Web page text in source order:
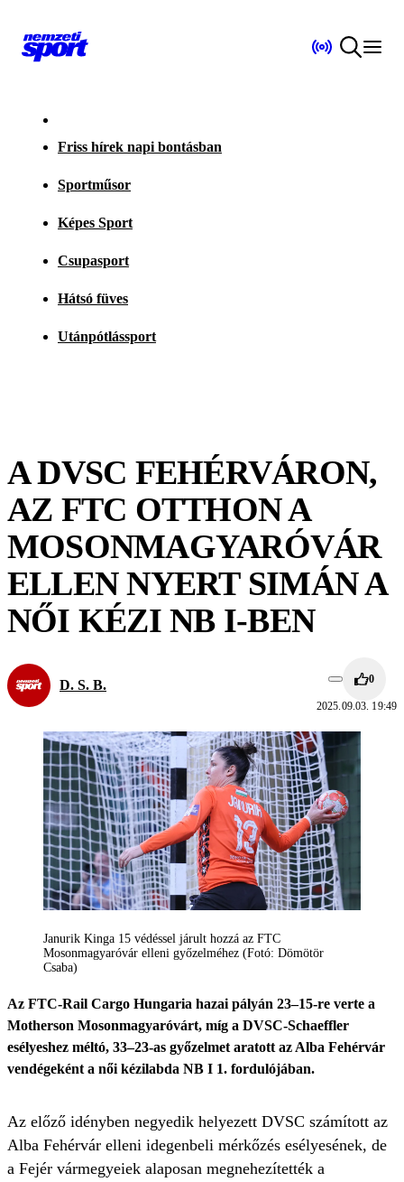
Friss hírek napi bontásban
Sportműsor
Képes Sport
Csupasport
Hátsó füves
Utánpótlássport
A DVSC FEHÉRVÁRON,
AZ FTC OTTHON A
MOSONMAGYARÓVÁR
ELLEN NYERT SIMÁN A
NŐI KÉZI NB I-BEN
D. S. B. 0
2025.09.03. 19:49
Janurik Kinga 15 védéssel járult hozzá az FTC
Mosonmagyaróvár elleni győzelméhez (Fotó: Dömötör
Csaba)
Az FTC-Rail Cargo Hungaria hazai pályán 23–15-re verte a
Motherson Mosonmagyaróvárt, míg a DVSC-Schaeffler
esélyeshez méltó, 33–23-as győzelmet aratott az Alba Fehérvár
vendégeként a női kézilabda NB I 1. fordulójában.
Az előző idényben negyedik helyezett DVSC számított az
Alba Fehérvár elleni idegenbeli mérkőzés esélyesének, de
a Fejér vármegyeiek alaposan megnehezítették a